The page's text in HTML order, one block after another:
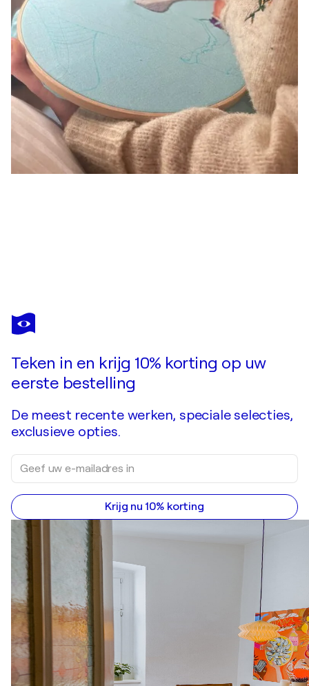
JULIETTE LIVET
Smile
Teken in en krijg 10% korting op uw
eerste bestelling
De meest recente werken, speciale selecties,
exclusieve opties.
Krijg nu 10% korting